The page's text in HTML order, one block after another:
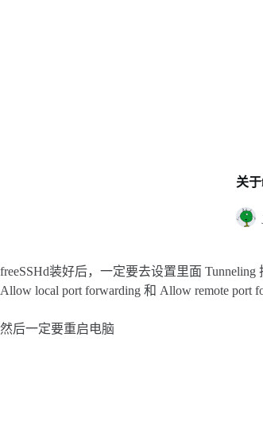
关
freeSSHd装好后，一定要去设置里面
Allow local port forwarding 和 Allow remote port
然后一定要重启电脑